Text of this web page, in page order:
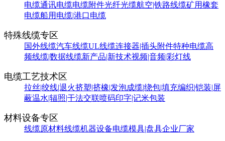
电缆通讯电缆电缆附件光纤光缆航空|铁路线缆矿用橡套
电缆船用电缆|港口电缆
特殊线缆专区
国外线缆汽车线缆UL线缆连接器|插头附件特种电缆高
频线缆|数据线缆新产品|新技术视频|音频|彩灯线
电缆工艺技术区
拉丝|绞线|退火挤塑|挤橡|发泡成缆|绕包|填充编织|铠装|屏
蔽温水|辐照|干法交联喷码印字|记米包装
材料设备专区
线缆原材料线缆机器设备电缆模具|盘具企业厂家